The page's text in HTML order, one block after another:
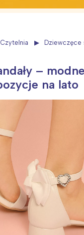
Czytelnia Dziewczęce
–
na lato